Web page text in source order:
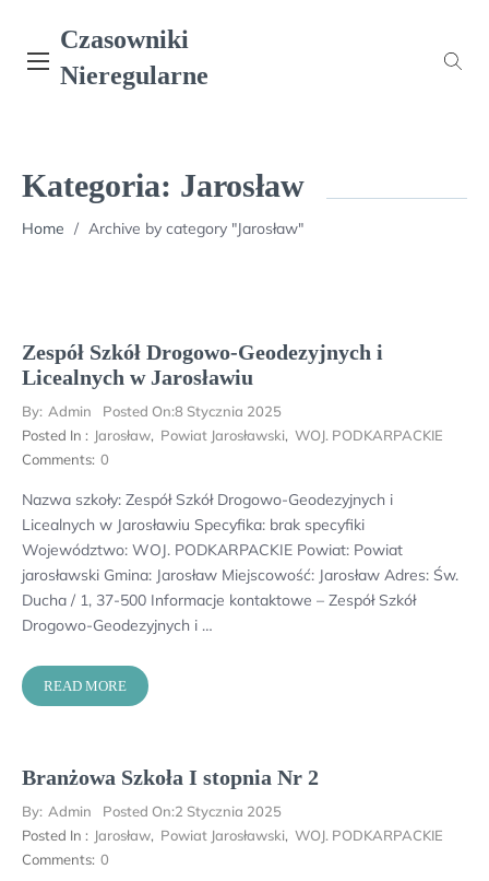
content
Czasowniki
Nieregularne
Kategoria: Jarosław
Home / Archive by category "Jarosław"
Zespół Szkół Drogowo-Geodezyjnych i
Licealnych w Jarosławiu
By: Admin Posted On:8 Stycznia 2025
Posted In : Jarosław, Powiat Jarosławski, WOJ. PODKARPACKIE
Comments: 0
Nazwa szkoły: Zespół Szkół Drogowo-Geodezyjnych i
Licealnych w Jarosławiu Specyfika: brak specyfiki
Województwo: WOJ. PODKARPACKIE Powiat: Powiat
jarosławski Gmina: Jarosław Miejscowość: Jarosław Adres: Św.
Ducha / 1, 37-500 Informacje kontaktowe – Zespół Szkół
Drogowo-Geodezyjnych i …
READ MORE
Branżowa Szkoła I stopnia Nr 2
By: Admin Posted On:2 Stycznia 2025
Posted In : Jarosław, Powiat Jarosławski, WOJ. PODKARPACKIE
Comments: 0